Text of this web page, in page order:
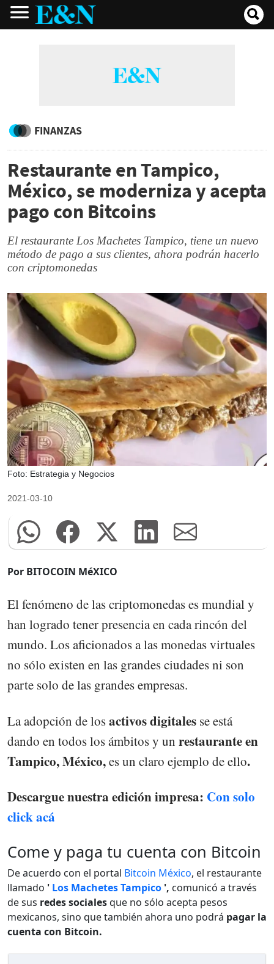
FINANZAS
Restaurante en Tampico,
México, se moderniza y acepta
pago con Bitcoins
El restaurante Los Machetes Tampico, tiene un nuevo
método de pago a sus clientes, ahora podrán hacerlo
con criptomonedas
Foto: Estrategia y Negocios
2021-03-10
Por BITOCOIN MéXICO
El fenómeno de las criptomonedas es mundial y
han logrado tener presencia en cada rincón del
mundo. Los aficionados a las monedas virtuales
no sólo existen en las grandes ciudades ni son
parte solo de las grandes empresas.
La adopción de losactivos digitales se está
dando en todos los ámbitos y un restaurante en
Tampico, México,es un claro ejemplo de ello.
Descargue nuestra edición impresa: Con solo
click acá
Come y paga tu cuenta con Bitcoin
De acuerdo con el portal Bitcoin México, el restaurante
llamado ' Los Machetes Tampico ', comunicó a través
de sus redes socialesque no sólo acepta pesos
mexicanos, sino que también ahora uno podrá pagar la
cuenta con Bitcoin.